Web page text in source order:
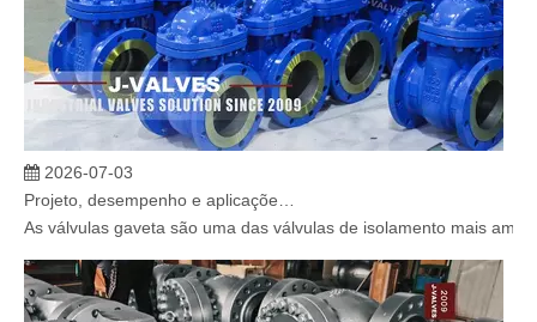
As válvulas gaveta são uma das válvulas de isolamento mais